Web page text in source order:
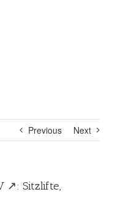
Previous Next
↗️: Sitzlifte,